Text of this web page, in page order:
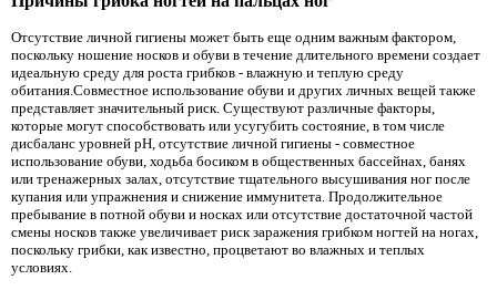
Отсутствие личной гигиены может быть еще одним важным фактором,
поскольку ношение носков и обуви в течение длительного времени создает
идеальную среду для роста грибков - влажную и теплую среду
обитания.Совместное использование обуви и других личных вещей также
представляет значительный риск. Существуют различные факторы,
которые могут способствовать или усугубить состояние, в том числе
дисбаланс уровней pH, отсутствие личной гигиены - совместное
использование обуви, ходьба босиком в общественных бассейнах, банях
или тренажерных залах, отсутствие тщательного высушивания ног после
купания или упражнения и снижение иммунитета. Продолжительное
пребывание в потной обуви и носках или отсутствие достаточной частой
смены носков также увеличивает риск заражения грибком ногтей на ногах,
поскольку грибки, как известно, процветают во влажных и теплых
условиях.